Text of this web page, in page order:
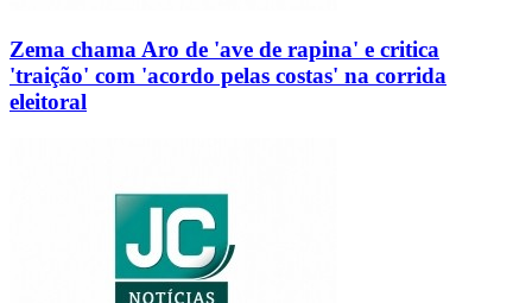
Zema chama Aro de 'ave de rapina' e critica
'traição' com 'acordo pelas costas' na corrida
eleitoral